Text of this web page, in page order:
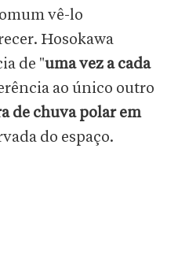
vê-lo
Hosokawa
de "uma vez a cada
ao único outro
de chuva polar em
do espaço.